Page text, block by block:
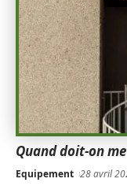
Quand doit-on
Equipement 28 avril